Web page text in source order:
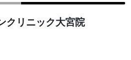
クリニック大宮院